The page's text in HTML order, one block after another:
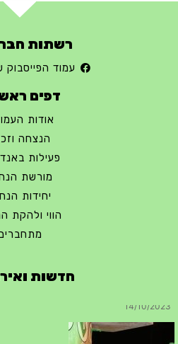
רשתות
עמוד
דפים
אודות
הנצחה
פעילות
מורשת
יחידות
הווי ולהקת
חדשות